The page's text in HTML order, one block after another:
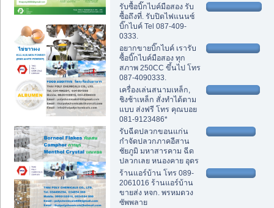
รับซื้อบิ๊กไบค์มือสอง รับ
ซื้อถึงที่. รับปิดไฟแนนซ์
บิ๊กไบค์ Tel 087-409-
0333.
อยากขายบิ๊กไบค์ เรารับ
ซื้อบิ๊กไบค์มือสอง ทุก
สภาพ 250CC ขึ้นไป โทร
087-4090333.
เครื่องเล่นสนามเหล็ก,
ชิงช้าเหล็ก สั่งทำได้ตาม
แบบ ส่งฟรี โทร คุณบอย
081-9123486*
รับฉีดปลวกขอนแก่น
กำจัดปลวกภาคอีสาน
ชัยภูมิ มหาสารคาม ฉีด
ปลวกเลย หนองคาย อุดร
ร้านแอร์บ้าน โทร 089-
2061016 ร้านแอร์บ้าน
ขายส่ง หจก. พรหมดวง
ซัพพลาย